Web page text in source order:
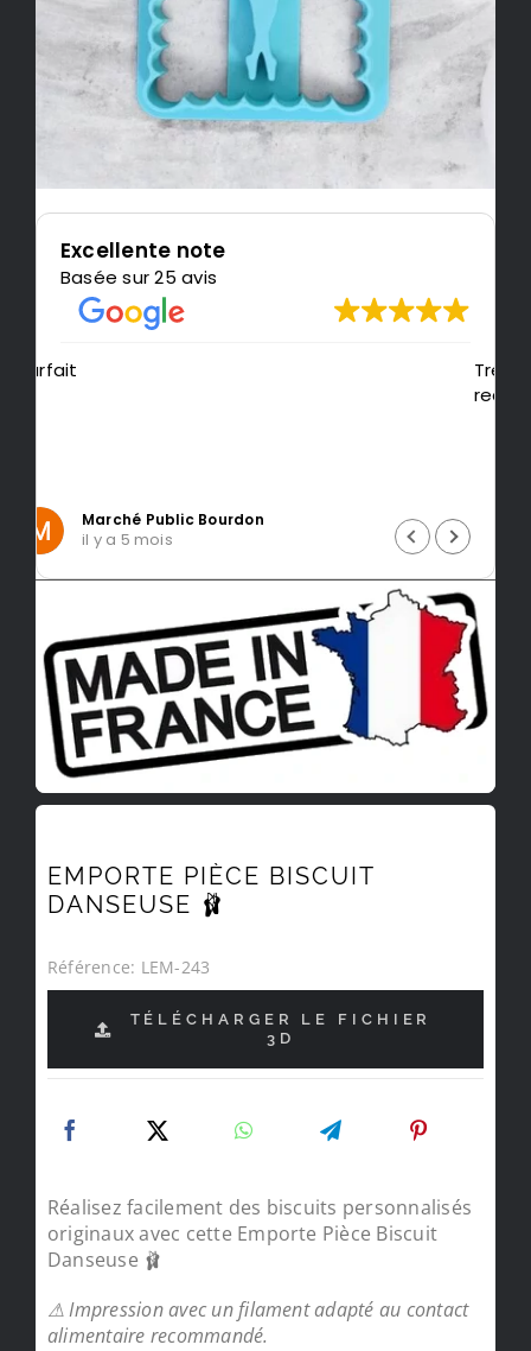
Excellente note
Basée sur 25 avis
Très content de l'impression, je
Intragest Etude
il y a 5 mois
EMPORTE PIÈCE BISCUIT
DANSEUSE 🩰
Référence: LEM-243
TÉLÉCHARGER LE FICHIER
3D
Réalisez facilement des biscuits personnalisés
originaux avec cette Emporte Pièce Biscuit
Danseuse 🩰
⚠ Impression avec un filament adapté au contact
alimentaire recommandé.